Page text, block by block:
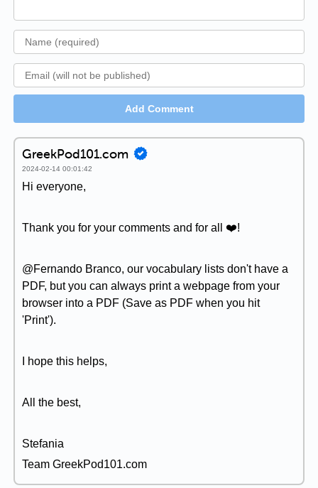
Add Comment
GreekPod101.com
2024-02-14 00:01:42
Hi everyone,
Thank you for your comments and for all ❤️!
@Fernando Branco, our vocabulary lists don't have a
PDF, but you can always print a webpage from your
browser into a PDF (Save as PDF when you hit
'Print').
I hope this helps,
All the best,
Stefania
Team GreekPod101.com